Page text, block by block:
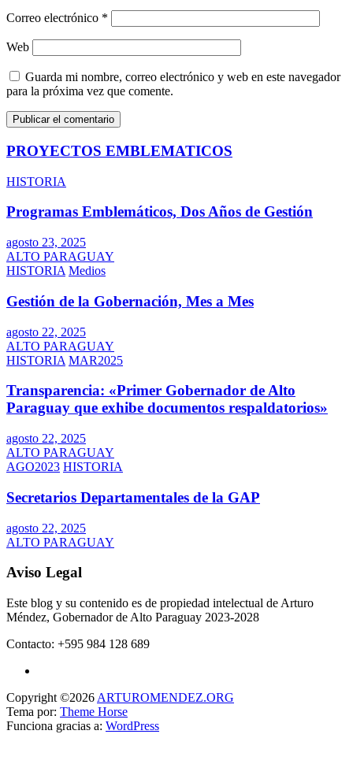
Correo electrónico *
Web
Guarda mi nombre, correo electrónico y web en este navegador
para la próxima vez que comente.
PROYECTOS EMBLEMATICOS
HISTORIA
Programas Emblemáticos, Dos Años de Gestión
agosto 23, 2025
ALTO PARAGUAY
HISTORIA Medios
Gestión de la Gobernación, Mes a Mes
agosto 22, 2025
ALTO PARAGUAY
HISTORIA MAR2025
Transparencia: «Primer Gobernador de Alto
Paraguay que exhibe documentos respaldatorios»
agosto 22, 2025
ALTO PARAGUAY
AGO2023 HISTORIA
Secretarios Departamentales de la GAP
agosto 22, 2025
ALTO PARAGUAY
Aviso Legal
Este blog y su contenido es de propiedad intelectual de Arturo
Méndez, Gobernador de Alto Paraguay 2023-2028
Contacto: +595 984 128 689
Copyright ©2026 ARTUROMENDEZ.ORG
Tema por: Theme Horse
Funciona gracias a: WordPress